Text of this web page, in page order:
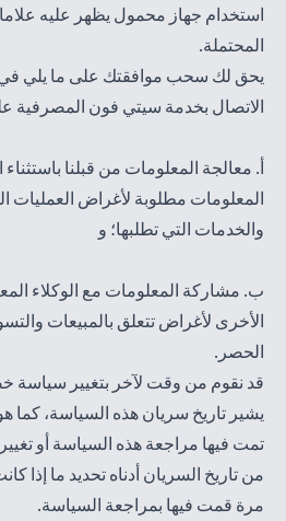
استخدام جهاز محمول يظهر عليه
المحتملة.
يحق لك سحب موافقتك على ما يلي
الاتصال بخدمة سيتي فون المصرفية
أ. معالجة المعلومات من قبلنا باستثناء
المعلومات مطلوبة لأغراض العمليات
والخدمات التي تطلبها؛ و
ب. مشاركة المعلومات مع الوكلاء
الأخرى لأغراض تتعلق بالمبيعات
الحصر.
قد نقوم من وقت لآخر بتغيير سياسة
يشير تاريخ سريان هذه السياسة، كما
تمت فيها مراجعة هذه السياسة أو
من تاريخ السريان أدناه تحديد ما إذا
مرة قمت فيها بمراجعة السياسة.